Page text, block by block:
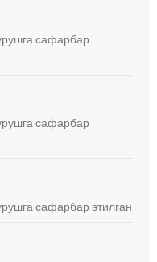
сафарбар
сафарбар
сафарбар этилган